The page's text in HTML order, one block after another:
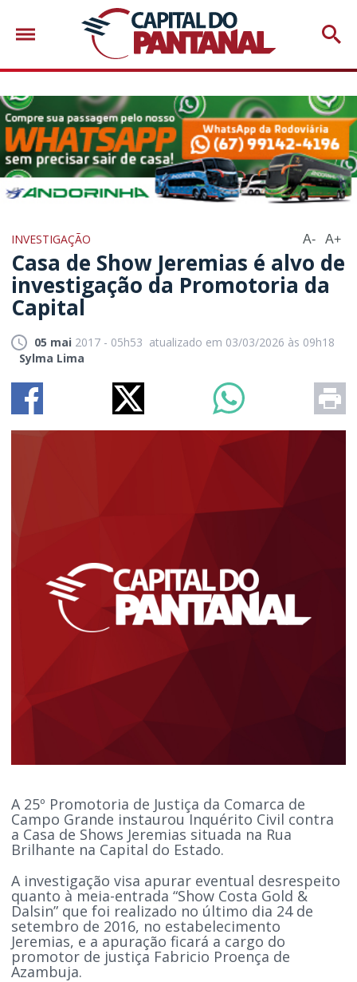
INVESTIGAÇÃO A- A+
Casa de Show Jeremias é alvo de
investigação da Promotoria da
Capital
05 mai 2017 - 05h53 atualizado em 03/03/2026 às 09h18
Sylma Lima
A 25º Promotoria de Justiça da Comarca de
Campo Grande instaurou Inquérito Civil contra
a Casa de Shows Jeremias situada na Rua
Brilhante na Capital do Estado.
A investigação visa apurar eventual desrespeito
quanto à meia-entrada “Show Costa Gold &
Dalsin” que foi realizado no último dia 24 de
setembro de 2016, no estabelecimento
Jeremias, e a apuração ficará a cargo do
promotor de justiça Fabricio Proença de
Azambuja.